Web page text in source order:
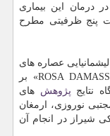
درمان این بیماری
پنج ظرفیتی مطرح
عصاره های
هیدروالکلی CAPPARIS SPINOSE و ROSA DAMASSCENE» بر
پژوهش های
نوروزی، ارمغان
شیراز در انجام آن